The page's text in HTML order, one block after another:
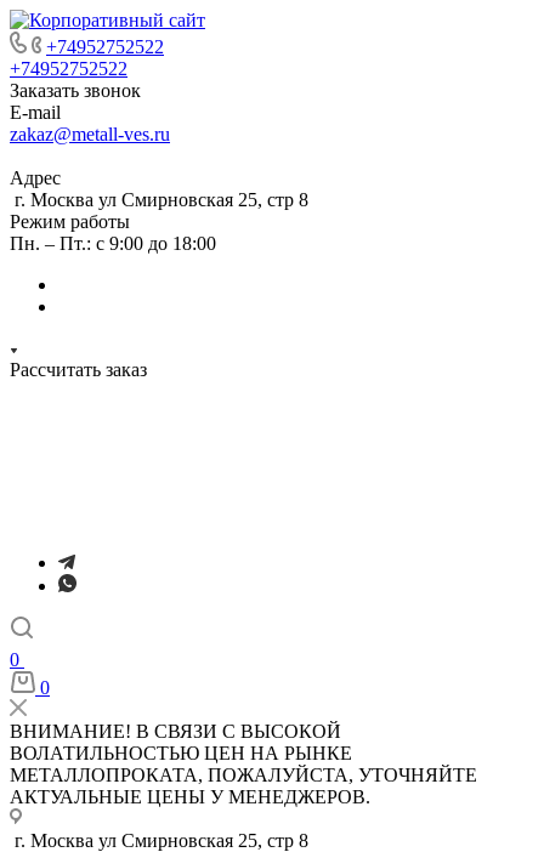
+74952752522
+74952752522
Заказать звонок
E-mail
zakaz@metall-ves.ru
Адрес
г. Москва ул Смирновская 25, стр 8
Режим работы
Пн. – Пт.: с 9:00 до 18:00
Рассчитать заказ
0
0
ВНИМАНИЕ! В СВЯЗИ С ВЫСОКОЙ
ВОЛАТИЛЬНОСТЬЮ ЦЕН НА РЫНКЕ
МЕТАЛЛОПРОКАТА, ПОЖАЛУЙСТА, УТОЧНЯЙТЕ
АКТУАЛЬНЫЕ ЦЕНЫ У МЕНЕДЖЕРОВ.
г. Москва ул Смирновская 25, стр 8